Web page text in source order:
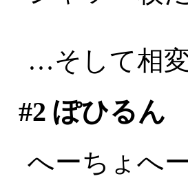
…そして相
#2 ぽひるん
へーちょへ